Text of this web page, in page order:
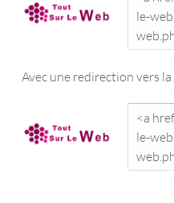
Avec une redirection vers la